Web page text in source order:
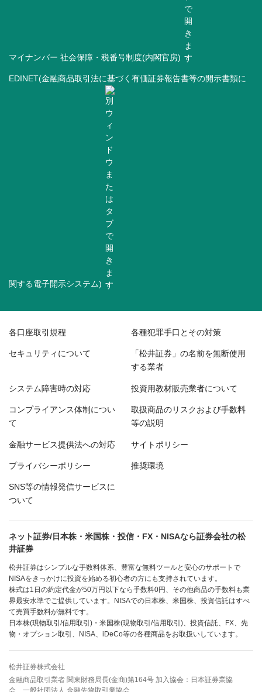
マイナンバー 社会保障・税番号制度(内閣官房)
EDINET(金融商品取引法に基づく有価証券報告書等の開示書類に
関する電子開示システム)
各口座取引規程 各種犯罪手口とその対策
セキュリティについて 「松井証券」の名前を無断使用
する業者
システム障害時の対応 投資用教材販売業者について
コンプライアンス体制につい
て
取扱商品のリスクおよび手数料
等の説明
金融サービス提供法への対応 サイトポリシー
プライバシーポリシー 推奨環境
SNS等の情報発信サービスに
ついて
ネット証券/日本株・米国株・投信・FX・NISAなら証券会社の松
井証券
松井証券はシンプルな手数料体系、豊富な無料ツールと安心のサポートで
NISAをきっかけに投資を始める初心者の方にも支持されています。
株式は1日の約定代金が50万円以下なら手数料0円、その他商品の手数料も業
界最安水準でご提供しています。NISAでの日本株、米国株、投資信託はすべ
て売買手数料が無料です。
日本株(現物取引/信用取引)・米国株(現物取引/信用取引)、投資信託、FX、先
物・オプション取引、NISA、iDeCo等の各種商品をお取扱いしています。
松井証券株式会社
金融商品取引業者 関東財務局長(金商)第164号 加入協会：日本証券業協
会、一般社団法人 金融先物取引業協会